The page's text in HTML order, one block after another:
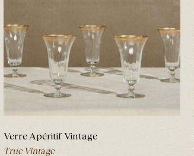
Verre Apéritif Vintage
True Vintage